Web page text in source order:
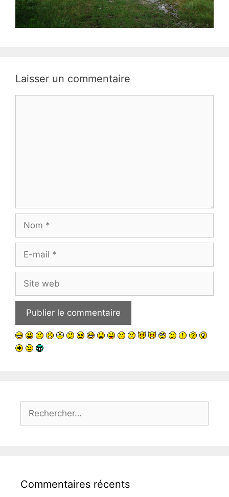
Laisser un commentaire
Nom
Site
web
Rechercher :
Commentaires récents